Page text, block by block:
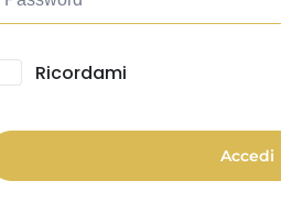
Ricordami
Accedi